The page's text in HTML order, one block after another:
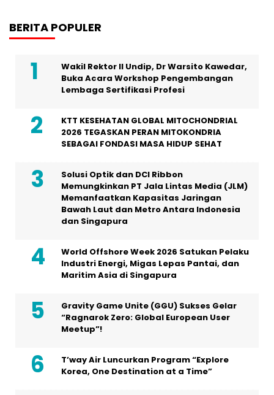
BERITA POPULER
Wakil Rektor II Undip, Dr Warsito Kawedar,
Buka Acara Workshop Pengembangan
Lembaga Sertifikasi Profesi
KTT KESEHATAN GLOBAL MITOCHONDRIAL
2026 TEGASKAN PERAN MITOKONDRIA
SEBAGAI FONDASI MASA HIDUP SEHAT
Solusi Optik dan DCI Ribbon
Memungkinkan PT Jala Lintas Media (JLM)
Memanfaatkan Kapasitas Jaringan
Bawah Laut dan Metro Antara Indonesia
dan Singapura
World Offshore Week 2026 Satukan Pelaku
Industri Energi, Migas Lepas Pantai, dan
Maritim Asia di Singapura
Gravity Game Unite (GGU) Sukses Gelar
“Ragnarok Zero: Global European User
Meetup”!
T’way Air Luncurkan Program “Explore
Korea, One Destination at a Time”